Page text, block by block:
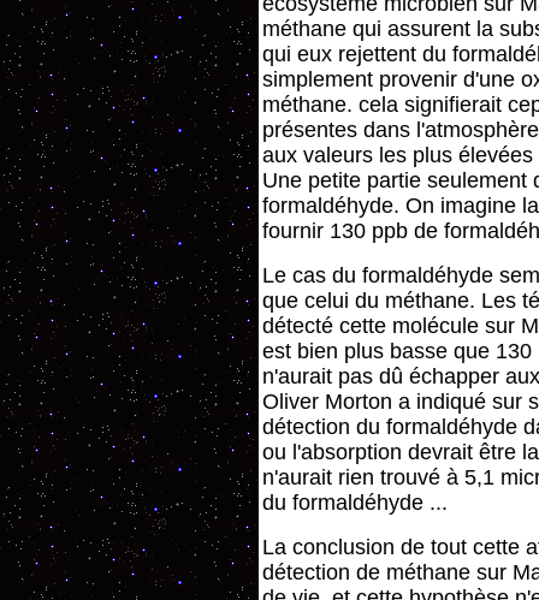
méthane qui assurent la
qui eux rejettent du
simplement provenir d'une
méthane. cela signifierait
présentes dans
aux valeurs les plus
Une petite partie seulement
formaldéhyde. On imagine
fournir 130 ppb de
Le cas du formaldéhyde
que celui du méthane. Les
détecté cette molécule sur
est bien plus basse que
n'aurait pas dû échapper
Oliver Morton a indiqué sur
détection du formaldéhyde
ou l'absorption devrait être
n'aurait rien trouvé à 5,1
du formaldéhyde ...
La conclusion de tout cette
détection de méthane sur